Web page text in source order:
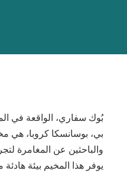
بُوك سفاري، الواقعة في
بي، بوسانسكا كروبا، هي
والباحثين عن المغامرة
يوفر هذا المخيم بيئة